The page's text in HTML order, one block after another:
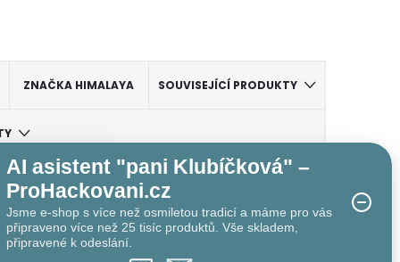
ZNAČKA HIMALAYA SOUVISEJÍCÍ PRODUKTY
AI asistent "pani Klubíčková" –
ProHackovani.cz
Jsme e-shop s více než osmiletou tradicí a máme pro vás
připraveno více než 25 tisíc produktů. Vše skladem,
připravené k odeslání.